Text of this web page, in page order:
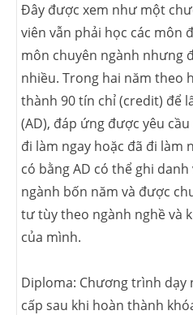
Đây được xem như một
viên vẫn phải học các môn
môn chuyên ngành nhưng
nhiều. Trong hai năm theo
thành 90 tín chỉ (credit) để
(AD), đáp ứng được yêu
đi làm ngay hoặc đã đi làm
có bằng AD có thể ghi
ngành bốn năm và được
tư tùy theo ngành nghề và
của mình.
Diploma: Chương trình dạy
cấp sau khi hoàn thành